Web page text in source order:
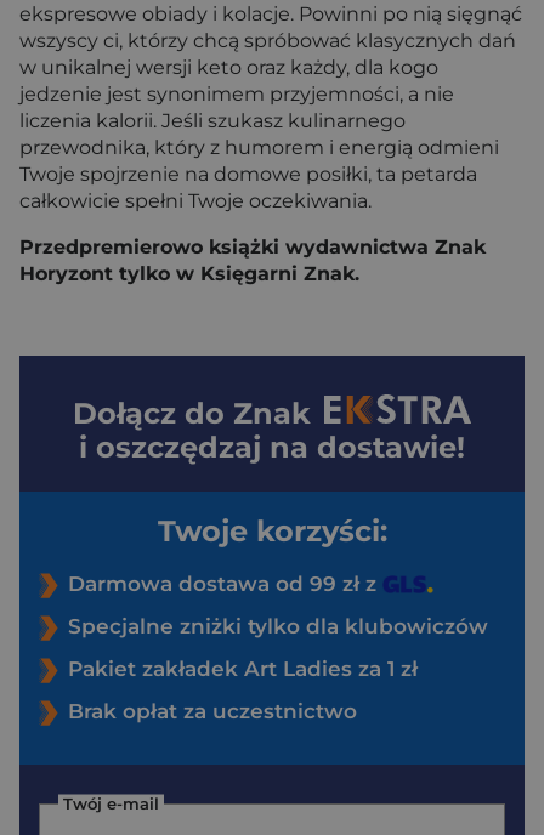
ekspresowe obiady i kolacje. Powinni po nią sięgnąć
wszyscy ci, którzy chcą spróbować klasycznych dań
w unikalnej wersji keto oraz każdy, dla kogo
jedzenie jest synonimem przyjemności, a nie
liczenia kalorii. Jeśli szukasz kulinarnego
przewodnika, który z humorem i energią odmieni
Twoje spojrzenie na domowe posiłki, ta petarda
całkowicie spełni Twoje oczekiwania.
Przedpremierowo książki wydawnictwa Znak
Horyzont tylko w Księgarni Znak.
Dołącz do Znak
i oszczędzaj na dostawie!
Twoje korzyści:
Darmowa dostawa od 99 zł z
Specjalne zniżki tylko dla klubowiczów
Pakiet zakładek Art Ladies za 1 zł
Brak opłat za uczestnictwo
Twój e-mail